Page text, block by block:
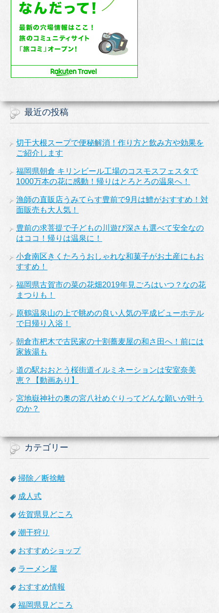
最近の投稿
切干大根スープで便秘解消！作り方と飲み方や効果を
ご紹介します
福岡県朝倉 キリンビール工場のコスモスフェスタで
1000万本の花に感動！帰りはとろとろの温泉へ！
漁師の直販店うみてらす豊前で9月は鱧がおすすめ！対
面販売も大人気！
豊前の求菩提で子どもの川遊び深さも選べて安全なの
はココ！帰りは温泉に！
小倉南区きくたろうおしゃれな和菓子がお土産にもお
すすめ！
福岡県古賀市の菜の花畑2019年見ごろはいつ？なの花
まつりも！
原鶴温泉山の上で眺めの良い人気の平成ビューホテル
で日帰り入浴！
朝倉市杷木で古民家の十割蕎麦屋の和さ田へ！前には
家族湯も
道の駅おおとう桜街道イルミネーションは安室奈美
恵？【動画あり】
宮地嶽神社の奥の宮八社めぐりってどんな願いが叶う
のか？
カテゴリー
掃除／断捨離
成人式
佐賀県見どころ
潮干狩り
おすすめショップ
ラーメン屋
おすすめ情報
福岡県見どころ